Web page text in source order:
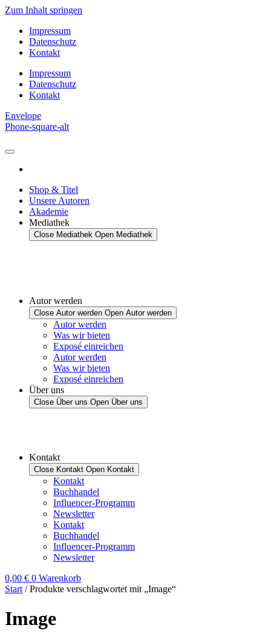
Zum Inhalt springen
Impressum
Datenschutz
Kontakt
Impressum
Datenschutz
Kontakt
Envelope
Phone-square-alt
Shop & Titel
Unsere Autoren
Akademie
Mediathek
Close Mediathek Open Mediathek
Autor werden
Close Autor werden Open Autor werden
Autor werden
Was wir bieten
Exposé einreichen
Autor werden
Was wir bieten
Exposé einreichen
Über uns
Close Über uns Open Über uns
Kontakt
Close Kontakt Open Kontakt
Kontakt
Buchhandel
Influencer-Programm
Newsletter
Kontakt
Buchhandel
Influencer-Programm
Newsletter
0,00 € 0 Warenkorb
Start / Produkte verschlagwortet mit „Image“
Image